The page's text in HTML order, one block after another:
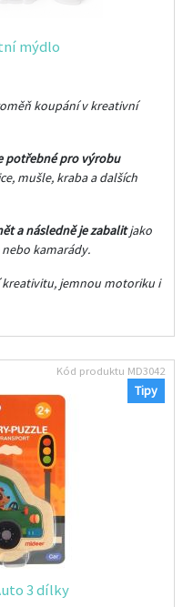
mýdlo
koupání v kreativní
potřebné pro výrobu
mušle, kraba a dalších
a následně je zabalitjako
kamarády.
kreativitu, jemnou motoriku i
Tipy
3 dílky
Kód produktu MD3042